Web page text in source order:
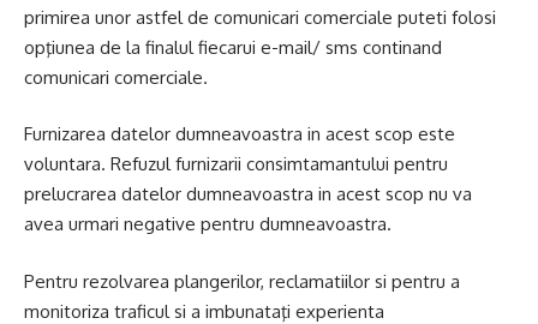
primirea unor astfel de comunicari comerciale puteti folosi
opţiunea de la finalul fiecarui e-mail/ sms continand
comunicari comerciale.
Furnizarea datelor dumneavoastra in acest scop este
voluntara. Refuzul furnizarii consimtamantului pentru
prelucrarea datelor dumneavoastra in acest scop nu va
avea urmari negative pentru dumneavoastra.
Pentru rezolvarea plangerilor, reclamatiilor si pentru a
monitoriza traficul si a imbunataţi experienta